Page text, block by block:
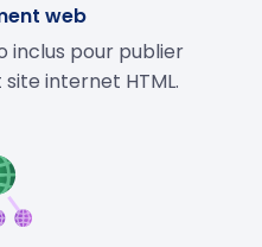
web
inclus pour publier
internet HTML.